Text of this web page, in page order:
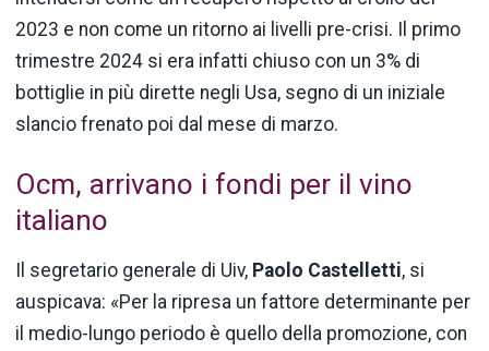
2023 e non come un ritorno ai livelli pre-crisi. Il primo
trimestre 2024 si era infatti chiuso con un 3% di
bottiglie in più dirette negli Usa, segno di un iniziale
slancio frenato poi dal mese di marzo.
Ocm, arrivano i fondi per il vino
italiano
Il segretario generale di Uiv, Paolo Castelletti, si
auspicava: «Per la ripresa un fattore determinante per
il medio-lungo periodo è quello della promozione, con